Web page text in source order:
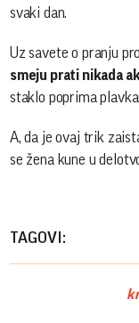
svaki dan.
Uz savete o pranju
smeju prati nikada
staklo poprima
A, da je ovaj trik
se žena kune u
TAGOVI: